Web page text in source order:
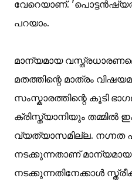
വേറെയാണ്.
പറയാം.
മാന്യമായ
മതത്തിന്റെ മാത്രം
സംസ്കാരത്തിന്റെ കൂടി
ക്രിസ്ത്യാനിയും തമ്മില്‍
വ്യത്യാസമില്ല. നഗ്നത
നടക്കുന്നതാണ് മാന്യമായ
നടക്കുന്നതിനേക്കാള്‍